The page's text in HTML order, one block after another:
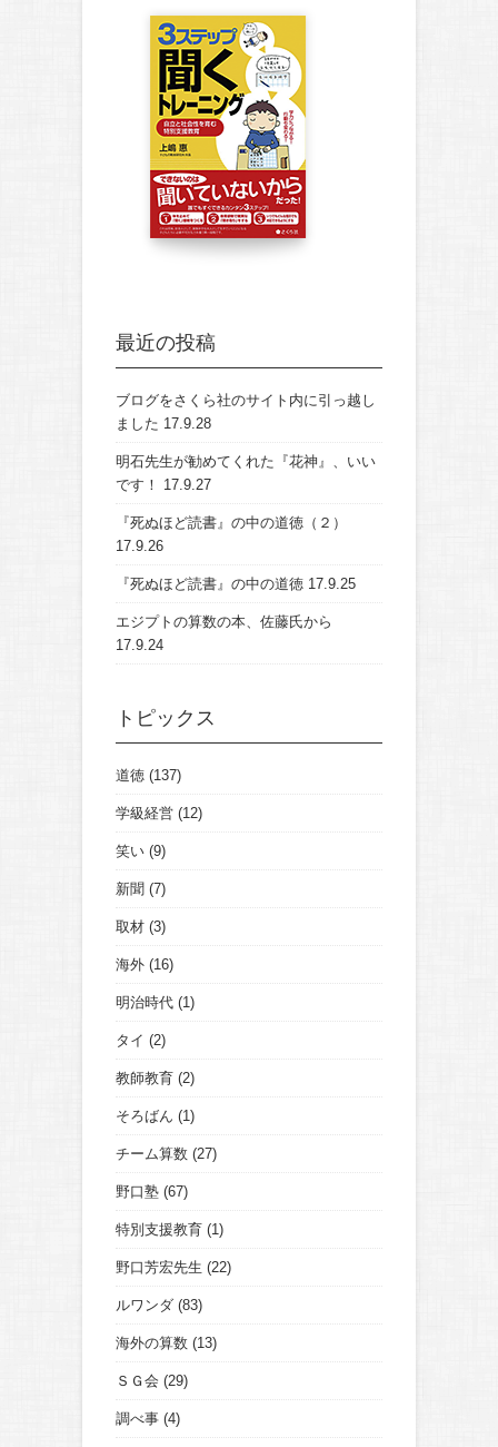
最近の投稿
ブログをさくら社のサイト内に引っ越し
ました 17.9.28
明石先生が勧めてくれた『花神』、いい
です！
17.9.27
『死ぬほど読書』の中の道徳（２）
17.9.26
『死ぬほど読書』の中の道徳 17.9.25
エジプトの算数の本、佐藤氏から
17.9.24
トピックス
道徳 (137)
学級経営 (12)
笑い (9)
新聞 (7)
取材 (3)
海外 (16)
明治時代 (1)
タイ (2)
教師教育 (2)
そろばん (1)
チーム算数 (27)
野口塾 (67)
特別支援教育 (1)
野口芳宏先生 (22)
ルワンダ (83)
海外の算数 (13)
ＳＧ会 (29)
調べ事 (4)